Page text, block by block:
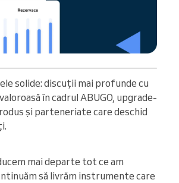
solide: discuții mai profunde cu
în cadrul ABUGO, upgrade-
și parteneriate care deschid
mai departe tot ce am
să livrăm instrumente care